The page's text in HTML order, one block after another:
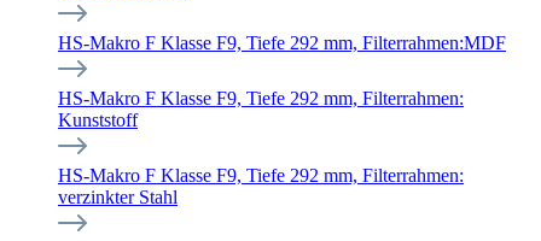
HS-Makro F Klasse F9, Tiefe 292 mm, Filterrahmen:MDF
HS-Makro F Klasse F9, Tiefe 292 mm, Filterrahmen:
Kunststoff
HS-Makro F Klasse F9, Tiefe 292 mm, Filterrahmen:
verzinkter Stahl